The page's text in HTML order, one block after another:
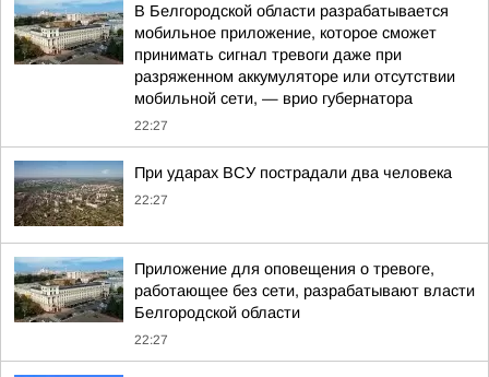
В Белгородской области разрабатывается
мобильное приложение, которое сможет
принимать сигнал тревоги даже при
разряженном аккумуляторе или отсутствии
мобильной сети, — врио губернатора
22:27
При ударах ВСУ пострадали два человека
22:27
Приложение для оповещения о тревоге,
работающее без сети, разрабатывают власти
Белгородской области
22:27